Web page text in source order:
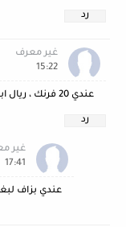
رد
غير معرف
15:22
عندي 20 فرنك ، ريال ابيض ،
رد
غير
17:41
عندي بزاف